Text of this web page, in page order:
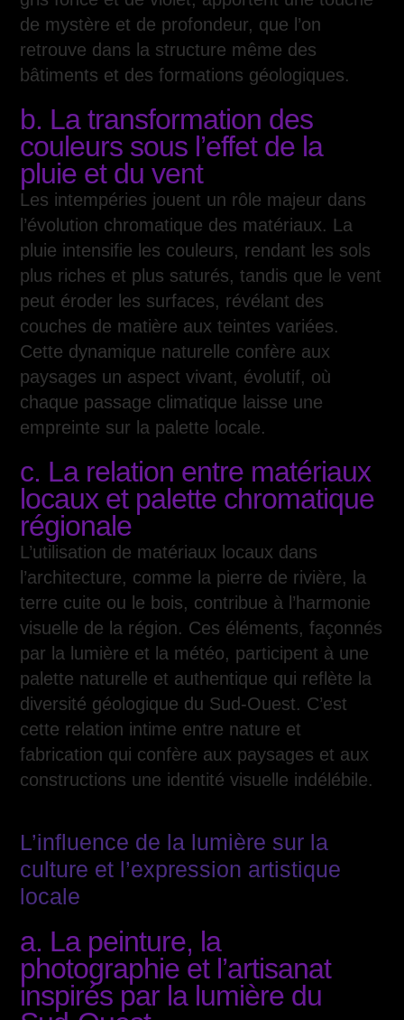
de mystère et de profondeur, que l’on
retrouve dans la structure même des
bâtiments et des formations géologiques.
b. La transformation des
couleurs sous l’effet de la
pluie et du vent
Les intempéries jouent un rôle majeur dans
l’évolution chromatique des matériaux. La
pluie intensifie les couleurs, rendant les sols
plus riches et plus saturés, tandis que le vent
peut éroder les surfaces, révélant des
couches de matière aux teintes variées.
Cette dynamique naturelle confère aux
paysages un aspect vivant, évolutif, où
chaque passage climatique laisse une
empreinte sur la palette locale.
c. La relation entre matériaux
locaux et palette chromatique
régionale
L’utilisation de matériaux locaux dans
l’architecture, comme la pierre de rivière, la
terre cuite ou le bois, contribue à l’harmonie
visuelle de la région. Ces éléments, façonnés
par la lumière et la météo, participent à une
palette naturelle et authentique qui reflète la
diversité géologique du Sud-Ouest. C’est
cette relation intime entre nature et
fabrication qui confère aux paysages et aux
constructions une identité visuelle indélébile.
L’influence de la lumière sur la
culture et l’expression artistique
locale
a. La peinture, la
photographie et l’artisanat
inspirés par la lumière du